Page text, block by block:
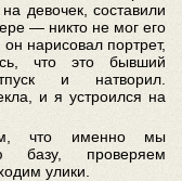
девочек, составили
— никто не мог его
нарисовал портрет,
что это бывший
и натворил.
и я устроился на
что именно мы
базу, проверяем
улики.